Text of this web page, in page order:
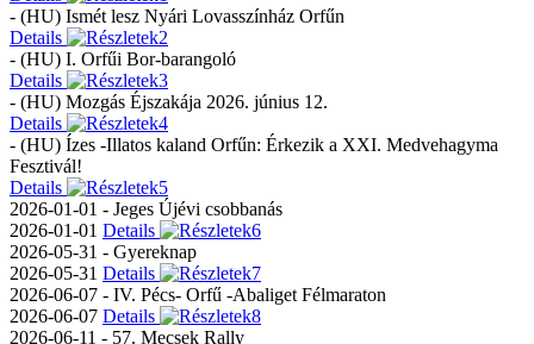
- (HU) Ismét lesz Nyári Lovasszínház Orfűn
Details
- (HU) I. Orfűi Bor-barangoló
Details
- (HU) Mozgás Éjszakája 2026. június 12.
Details
- (HU) Ízes -Illatos kaland Orfűn: Érkezik a XXI. Medvehagyma
Fesztivál!
Details
2026-01-01 - Jeges Újévi csobbanás
2026-01-01 Details
2026-05-31 - Gyereknap
2026-05-31 Details
2026-06-07 - IV. Pécs- Orfű -Abaliget Félmaraton
2026-06-07 Details
2026-06-11 - 57. Mecsek Rally